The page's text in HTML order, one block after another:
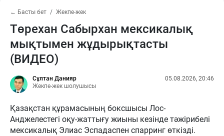
← Басты бет Жекпе-жек
Төрехан Сабырхан мексикалық
мықтымен жұдырықтасты
(ВИДЕО)
Сұлтан Данияр
Жекпе-жек шолушысы
05.08.2026, 20:46
Қазақстан құрамасының боксшысы Лос-
Анджелестегі оқу-жаттығу жиыны кезінде тәжірибелі
мексикалық Элиас Эспадаспен спарринг өткізді.